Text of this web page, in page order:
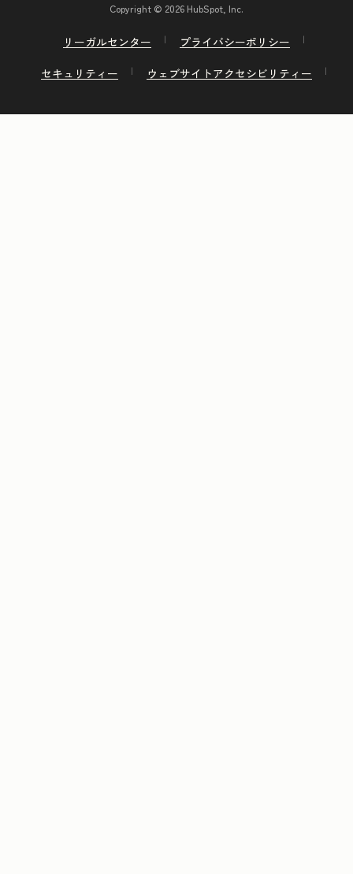
Copyright © 2026 HubSpot, Inc.
リーガルセンター
プライバシーポリシー
セキュリティー
ウェブサイトアクセシビリティー